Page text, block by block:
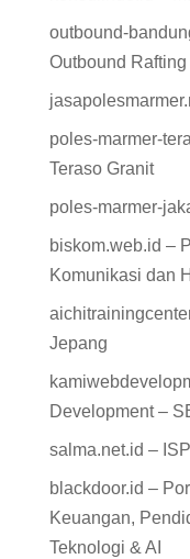
outbound-
Outbound Rafting
poles-marmer-
Teraso Granit
poles-marmer-
biskom.web.id –
Komunikasi dan
Jepang
Development –
salma.net.id –
blackdoor.id –
Keuangan,
Teknologi & AI